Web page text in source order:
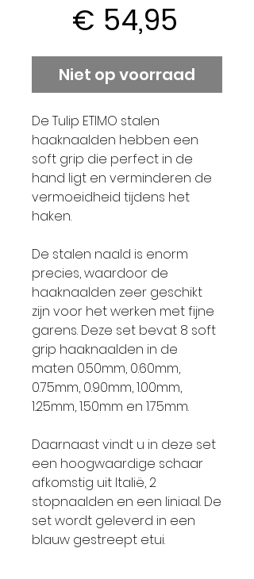
€ 54,95
Niet op voorraad
De Tulip ETIMO stalen
haaknaalden hebben een
soft grip die perfect in de
hand ligt en verminderen de
vermoeidheid tijdens het
haken.
De stalen naald is enorm
precies, waardoor de
haaknaalden zeer geschikt
zijn voor het werken met fijne
garens. Deze set bevat 8 soft
grip haaknaalden in de
maten 0.50mm, 0.60mm,
0.75mm, 0.90mm, 1.00mm,
1.25mm, 1.50mm en 1.75mm.
Daarnaast vindt u in deze set
een hoogwaardige schaar
afkomstig uit Italië, 2
stopnaalden en een liniaal. De
set wordt geleverd in een
blauw gestreept etui.